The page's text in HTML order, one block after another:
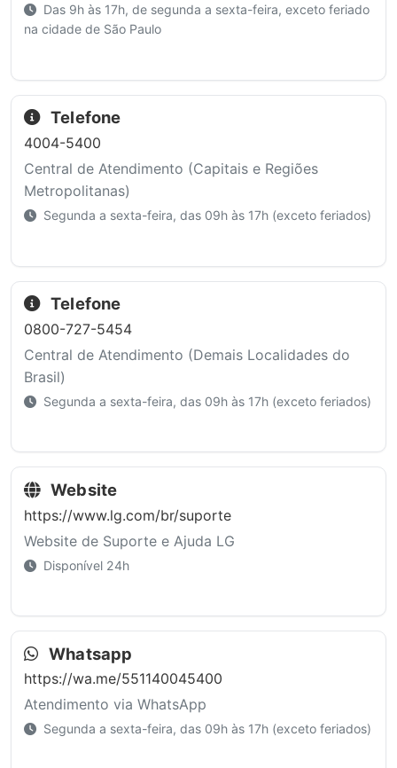
Das 9h às 17h, de segunda a sexta-feira, exceto feriado
na cidade de São Paulo
Telefone
4004-5400
Central de Atendimento (Capitais e Regiões
Metropolitanas)
Segunda a sexta-feira, das 09h às 17h (exceto feriados)
Telefone
0800-727-5454
Central de Atendimento (Demais Localidades do
Brasil)
Segunda a sexta-feira, das 09h às 17h (exceto feriados)
Website
https://www.lg.com/br/suporte
Website de Suporte e Ajuda LG
Disponível 24h
Whatsapp
https://wa.me/551140045400
Atendimento via WhatsApp
Segunda a sexta-feira, das 09h às 17h (exceto feriados)